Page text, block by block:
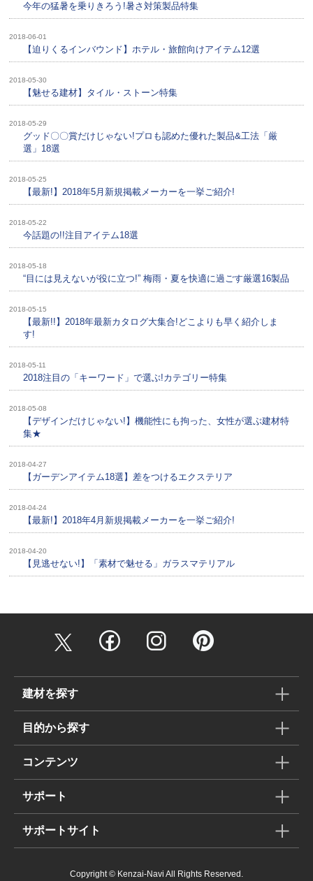
今年の猛暑を乗りきろう!暑さ対策製品特集
2018-06-01
【迫りくるインバウンド】ホテル・旅館向けアイテム12選
2018-05-30
【魅せる建材】タイル・ストーン特集
2018-05-29
グッド〇〇賞だけじゃない!プロも認めた優れた製品&工法「厳
選」18選
2018-05-25
【最新!】2018年5月新規掲載メーカーを一挙ご紹介!
2018-05-22
今話題の!!注目アイテム18選
2018-05-18
“目には見えないが役に立つ!” 梅雨・夏を快適に過ごす厳選16製品
2018-05-15
【最新!!】2018年最新カタログ大集合!どこよりも早く紹介しま
す!
2018-05-11
2018注目の「キーワード」で選ぶ!カテゴリー特集
2018-05-08
【デザインだけじゃない!】機能性にも拘った、女性が選ぶ建材特
集★
2018-04-27
【ガーデンアイテム18選】差をつけるエクステリア
2018-04-24
【最新!】2018年4月新規掲載メーカーを一挙ご紹介!
2018-04-20
【見逃せない!】「素材で魅せる」ガラスマテリアル
建材を探す
目的から探す
コンテンツ
サポート
サポートサイト
Copyright © Kenzai-Navi All Rights Reserved.